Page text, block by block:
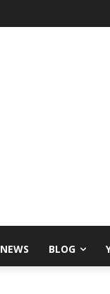
NEWS BLOG